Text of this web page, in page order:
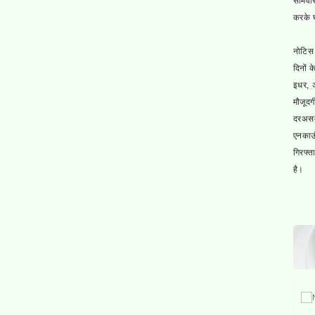
करके
दिनों
इधर,
है।